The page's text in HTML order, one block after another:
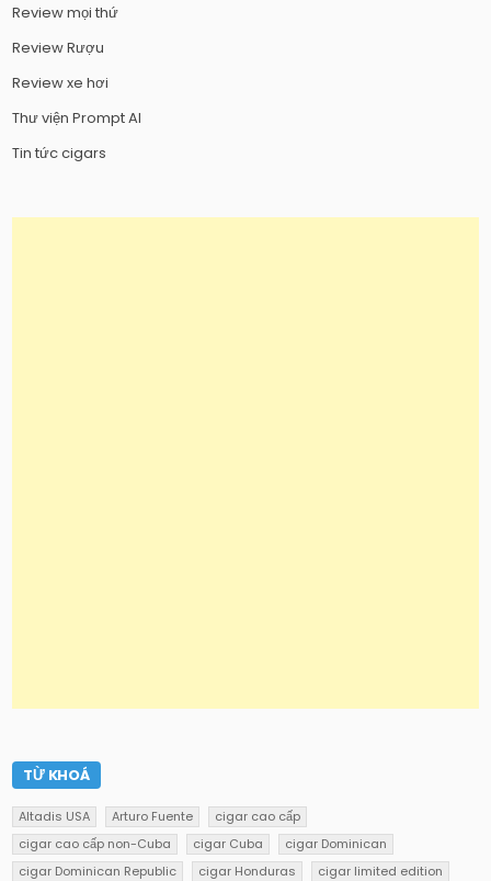
Review mọi thứ
Review Rượu
Review xe hơi
Thư viện Prompt AI
Tin tức cigars
TỪ KHOÁ
Altadis USA Arturo Fuente
cigar cao cấp
cigar cao cấp non-Cuba
cigar Cuba
cigar Dominican
cigar Dominican Republic
cigar Honduras
cigar limited edition